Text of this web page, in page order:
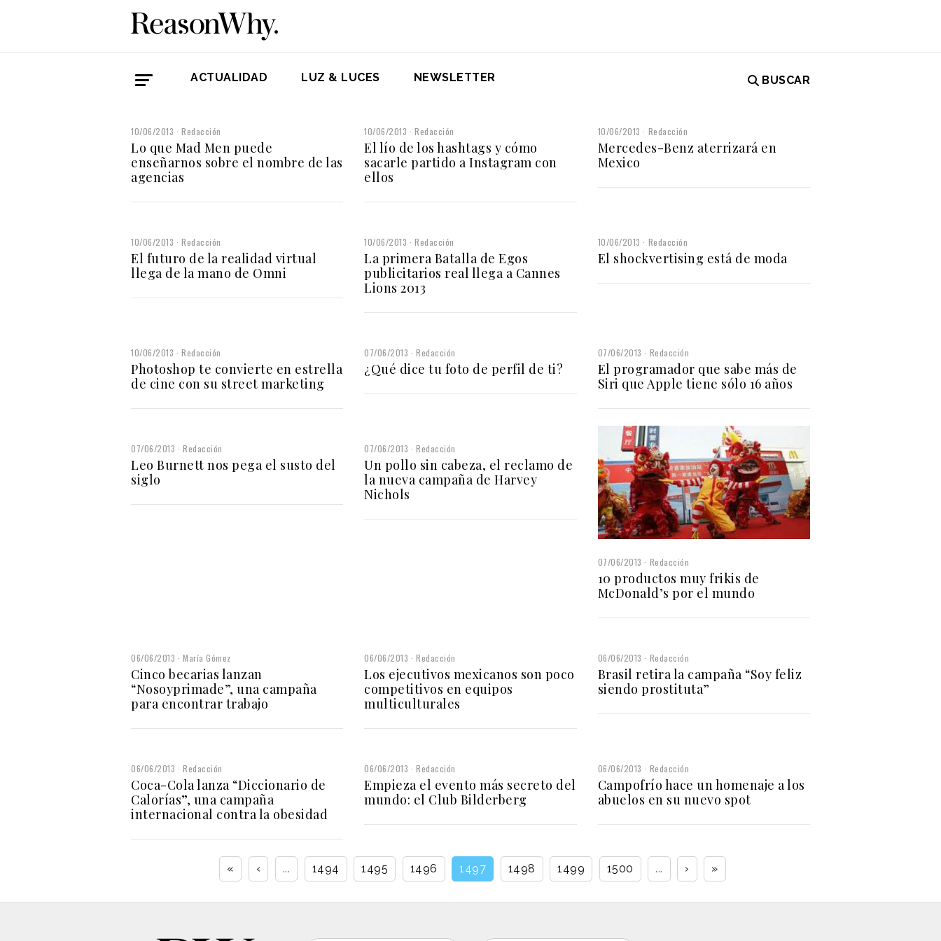
ACTUALIDAD LUZ & LUCES NEWSLETTER BUSCAR
10/06/2013 Redacción
Lo que Mad Men puede
enseñarnos sobre el nombre de las
agencias
10/06/2013 Redacción
El lío de los hashtags y cómo
sacarle partido a Instagram con
ellos
10/06/2013 Redacción
Mercedes-Benz aterrizará en
Mexico
10/06/2013 Redacción
El futuro de la realidad virtual
llega de la mano de Omni
10/06/2013 Redacción
La primera Batalla de Egos
publicitarios real llega a Cannes
Lions 2013
10/06/2013 Redacción
El shockvertising está de moda
10/06/2013 Redacción
Photoshop te convierte en estrella
de cine con su street marketing
07/06/2013 Redacción
¿Qué dice tu foto de perfil de ti?
07/06/2013 Redacción
El programador que sabe más de
Siri que Apple tiene sólo 16 años
07/06/2013 Redacción
Leo Burnett nos pega el susto del
siglo
07/06/2013 Redacción
Un pollo sin cabeza, el reclamo de
la nueva campaña de Harvey
Nichols
07/06/2013 Redacción
10 productos muy frikis de
McDonald’s por el mundo
06/06/2013 María Gómez
Cinco becarias lanzan
“Nosoyprimade”, una campaña
para encontrar trabajo
06/06/2013 Redacción
Los ejecutivos mexicanos son poco
competitivos en equipos
multiculturales
06/06/2013 Redacción
Brasil retira la campaña “Soy feliz
siendo prostituta”
06/06/2013 Redacción
Coca-Cola lanza “Diccionario de
Calorías”, una campaña
internacional contra la obesidad
06/06/2013 Redacción
Empieza el evento más secreto del
mundo: el Club Bilderberg
06/06/2013 Redacción
Campofrío hace un homenaje a los
abuelos en su nuevo spot
« ‹ ... 1494 1495 1496 1497 1498 1499 1500 ... › »